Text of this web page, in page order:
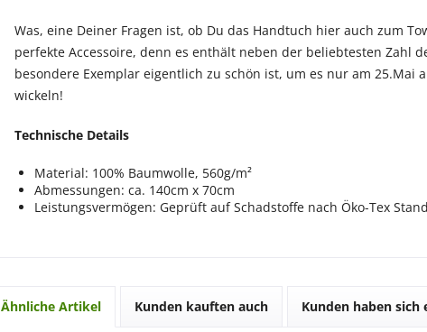
Was, eine Deiner Fragen ist, ob Du das Handtuch hier auch zum
perfekte Accessoire, denn es enthält neben der beliebtesten Zahl
besondere Exemplar eigentlich zu schön ist, um es nur am
wickeln!
Technische Details
Material: 100% Baumwolle, 560g/m²
Abmessungen: ca. 140cm x 70cm
Leistungsvermögen: Geprüft auf Schadstoffe nach Öko-Tex
Ähnliche Artikel Kunden kauften auch Kunden haben sich